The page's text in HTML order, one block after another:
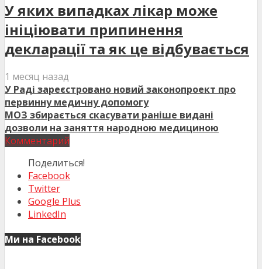
У яких випадках лікар може
ініціювати припинення
декларації та як це відбувається
1 месяц назад
У Раді зареєстровано новий законопроект про
первинну медичну допомогу
МОЗ збирається скасувати раніше видані
дозволи на заняття народною медициною
Комментарий
Поделиться!
Facebook
Twitter
Google Plus
LinkedIn
Ми на Facebook